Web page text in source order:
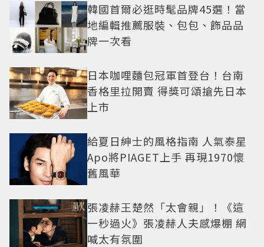
韓國首爾必逛時髦品牌45選！當
地編輯推薦服裝、包包、飾品品
牌一次看
日本咖哩麵包冠軍首登台！台南
香格里拉開賣 得獎可頌搶先日本
上市
給夏日紳士的風格指南 人氣泰星
Apo將PIAGET上手 再現1970懷
舊風華
張凌赫王楚然「太會親」！《這
一秒過火》張凌赫人夫感爆棚 網
喊太有氛圍